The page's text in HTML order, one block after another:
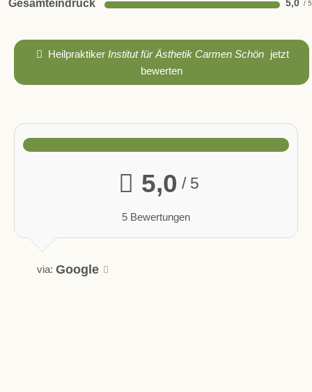
Gesamteindruck 5,0
HeilpraktikerInstitut für Ästhetik Carmen Schön jetzt
bewerten
5,0 / 5
5 Bewertungen
via: Google